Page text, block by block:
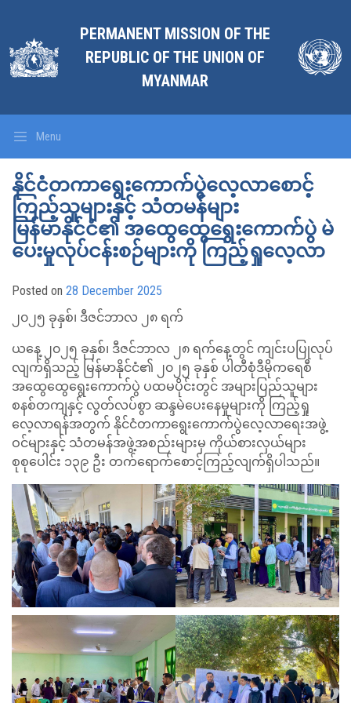
PERMANENT MISSION OF THE
REPUBLIC OF THE UNION OF
MYANMAR
Menu
နိုင်ငံတကာရွေးကောက်ပွဲလေ့လာစောင့်
ကြည့်သူများနှင့် သံတမန်များ
မြန်မာနိုင်ငံ၏ အထွေထွေရွေးကောက်ပွဲ မဲ
ပေးမှုလုပ်ငန်းစဉ်များကို ကြည့်ရှုလေ့လာ
Posted on 28 December 2025
၂၀၂၅ ခုနှစ်၊ ဒီဇင်ဘာလ ၂၈ ရက်
ယနေ့ ၂၀၂၅ ခုနှစ်၊ ဒီဇင်ဘာလ ၂၈ ရက်နေ့တွင် ကျင်းပပြုလုပ်
လျက်ရှိသည့် မြန်မာနိုင်ငံ၏ ၂၀၂၅ ခုနှစ် ပါတီစုံဒီမိုကရေစီ
အထွေထွေရွေးကောက်ပွဲ ပထမပိုင်းတွင် အများပြည်သူများ
စနစ်တကျနှင့် လွတ်လပ်စွာ ဆန္ဒမဲပေးနေမှုများကို ကြည့်ရှု
လေ့လာရန်အတွက် နိုင်ငံတကာရွေးကောက်ပွဲလေ့လာရေးအဖွဲ့
ဝင်များနှင့် သံတမန်အဖွဲ့အစည်းများမှ ကိုယ်စားလှယ်များ
စုစုပေါင်း ၁၃၉ ဦး တက်ရောက်စောင့်ကြည့်လျက်ရှိပါသည်။